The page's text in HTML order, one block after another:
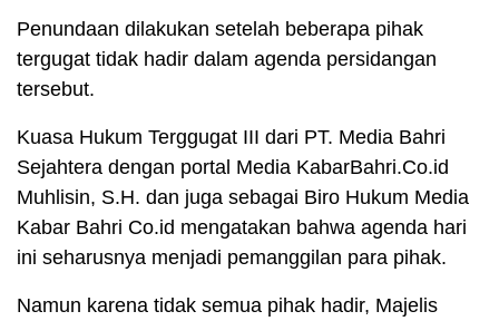
Penundaan dilakukan setelah beberapa pihak
tergugat tidak hadir dalam agenda persidangan
tersebut.
Kuasa Hukum Terggugat III dari PT. Media Bahri
Sejahtera dengan portal Media KabarBahri.Co.id
Muhlisin, S.H. dan juga sebagai Biro Hukum Media
Kabar Bahri Co.id mengatakan bahwa agenda hari
ini seharusnya menjadi pemanggilan para pihak.
Namun karena tidak semua pihak hadir, Majelis